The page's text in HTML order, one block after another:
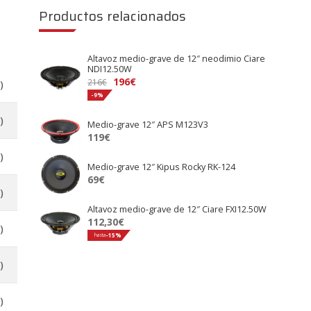
Productos relacionados
Altavoz medio-grave de 12″ neodimio Ciare
NDI12.50W
216€ 196€
-9%
Medio-grave 12″ APS M123V3
119€
Medio-grave 12″ Kipus Rocky RK-124
69€
Altavoz medio-grave de 12″ Ciare FXI12.50W
112,30€
hasta-15%